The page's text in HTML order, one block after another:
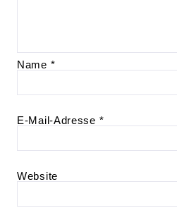
Name *
E-Mail-Adresse *
Website